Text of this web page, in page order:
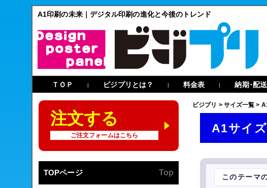
A1印刷の未来｜デジタル印刷の進化と今後のトレンド
ＴＯＰ | ビジプリとは？ | 料金表 | 納期･配送
ビジプリ > サイズ一覧 >
A1サイ
このテーマ
注文する
ご注文フォームはこちら
TOPページ Top